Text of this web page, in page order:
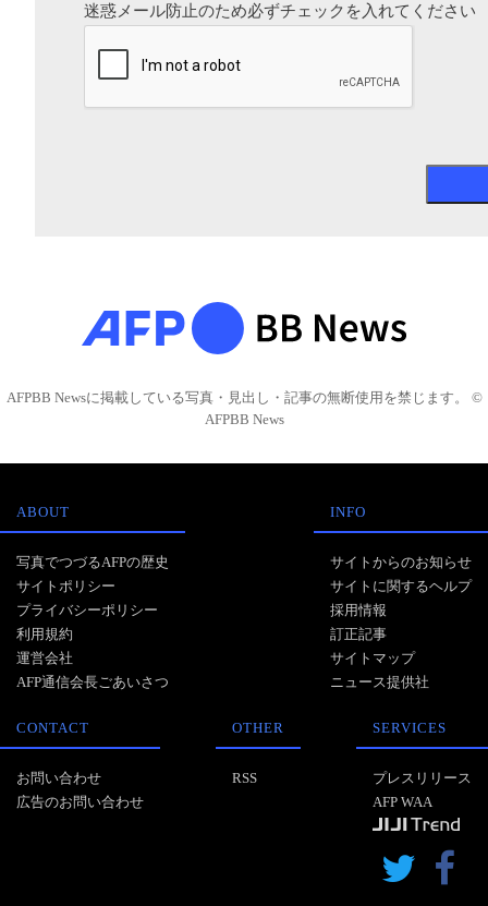
迷惑メール防止のため必ずチェックを入れてください
AFPBB Newsに掲載している写真・見出し・記事の無断使用を禁じます。 ©
AFPBB News
ABOUT
写真でつづるAFPの歴史
サイトポリシー
プライバシーポリシー
利用規約
運営会社
AFP通信会長ごあいさつ
INFO
サイトからのお知らせ
サイトに関するヘルプ
採用情報
訂正記事
サイトマップ
ニュース提供社
CONTACT
お問い合わせ
広告のお問い合わせ
OTHER
RSS
SERVICES
プレスリリース
AFP WAA